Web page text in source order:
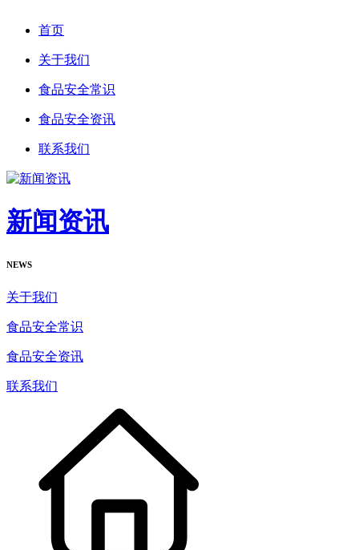
首页
关于我们
食品安全常识
食品安全资讯
联系我们
新闻资讯
NEWS
关于我们
食品安全常识
食品安全资讯
联系我们